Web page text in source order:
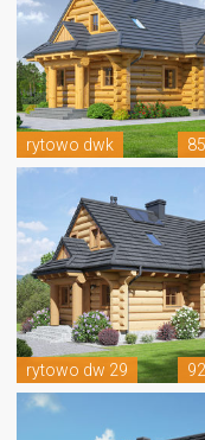
rytowo dwk
rytowo dw 29